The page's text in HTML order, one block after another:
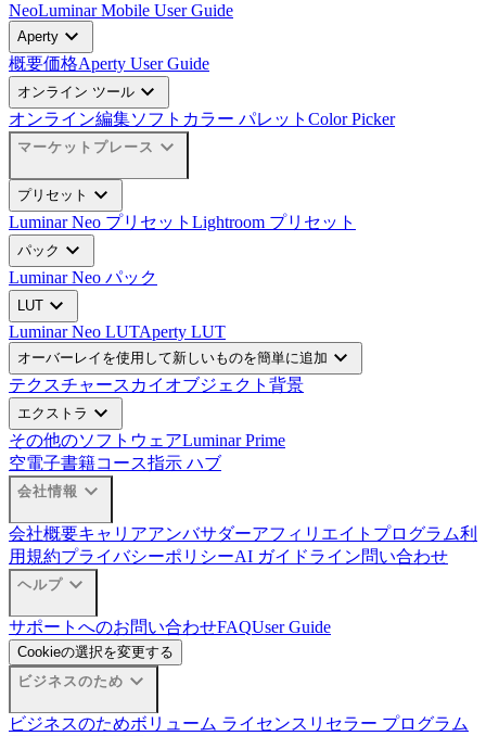
NeoLuminar Mobile User Guide
Aperty expand_more
概要価格Aperty User Guide
オンライン ツール expand_more
オンライン編集ソフト カラー パレット Color Picker
マーケットプレース expand_more
プリセット expand_more
Luminar Neo プリセット Lightroom プリセット
パック expand_more
Luminar Neo パック
LUT expand_more
Luminar Neo LUTAperty LUT
オーバーレイを使用して新しいものを簡単に追加 expand_more
テクスチャースカイオブジェクト 背景
エクストラ expand_more
その他のソフトウェアLuminar Prime
空電子書籍コース指示 ハブ
会社情報 expand_more
会社概要キャリアアンバサダーアフィリエイトプログラム利
用規約プライバシーポリシーAI ガイドライン問い合わせ
ヘルプ expand_more
サポートへのお問い合わせFAQUser Guide
Cookieの選択を変更する
ビジネスのため expand_more
ビジネスのためボリューム ライセンス リセラー プログラム